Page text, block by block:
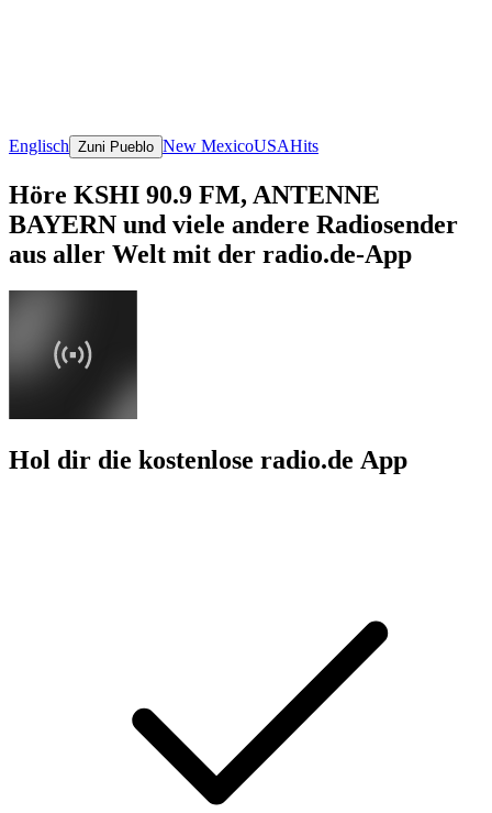
Englisch Zuni Pueblo New MexicoUSAHits
Höre KSHI 90.9 FM, ANTENNE
BAYERN und viele andere Radiosender
aus aller Welt mit der radio.de-App
Hol dir die kostenlose radio.de App